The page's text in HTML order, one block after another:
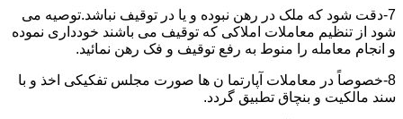
7-دقت شود که ملک در رهن نبوده و یا در توقیف نباشد.توصیه می
شود از تنظیم معاملات املاکی که توقیف می باشند خودداری نموده
و انجام معامله را منوط به رفع توقیف و فک رهن نمائید.
8-خصوصاً در معاملات آپارتما ن ها صورت مجلس تفکیکی اخذ و با
سند مالکیت و بنچاق تطبیق گردد.